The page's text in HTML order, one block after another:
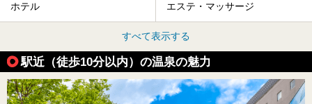
ホテル エステ・マッサージ
すべて表示する
駅近（徒歩10分以内）の温泉の魅力